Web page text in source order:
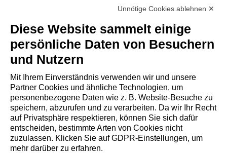
GÄSTE
Aufenthalt buchen
Langzeitaufenthalte
Gästeerlebnisse
Rabatte fuer gaeste
Bedingungen für Unternehmen
booking@italianway.house
+390286882952
Unnötige Cookies ablehnen ✕
Diese Website sammelt einige
persönliche Daten von Besuchern
und Nutzern
Mit Ihrem Einverständnis verwenden wir und unsere
Partner Cookies und ähnliche Technologien, um
personenbezogene Daten wie z. B. Website-Besuche zu
speichern, abzurufen und zu verarbeiten. Da wir Ihr Recht
auf Privatsphäre respektieren, können Sie sich dafür
entscheiden, bestimmte Arten von Cookies nicht
zuzulassen. Klicken Sie auf GDPR-Einstellungen, um
mehr darüber zu erfahren.